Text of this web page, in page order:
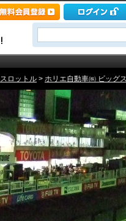
スロットル > ホリエ自動車㈱ ビッグ